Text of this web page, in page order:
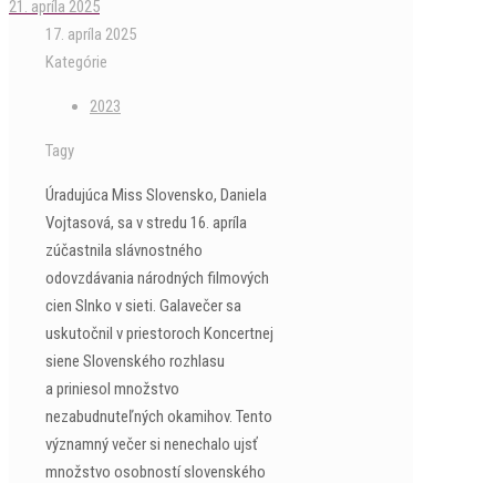
21. apríla 2025
17. apríla 2025
Kategórie
2023
Tagy
Úradujúca Miss Slovensko, Daniela
Vojtasová, sa v stredu 16. apríla
zúčastnila slávnostného
odovzdávania národných filmových
cien Slnko v sieti. Galavečer sa
uskutočnil v priestoroch Koncertnej
siene Slovenského rozhlasu
a priniesol množstvo
nezabudnuteľných okamihov. Tento
významný večer si nenechalo ujsť
množstvo osobností slovenského